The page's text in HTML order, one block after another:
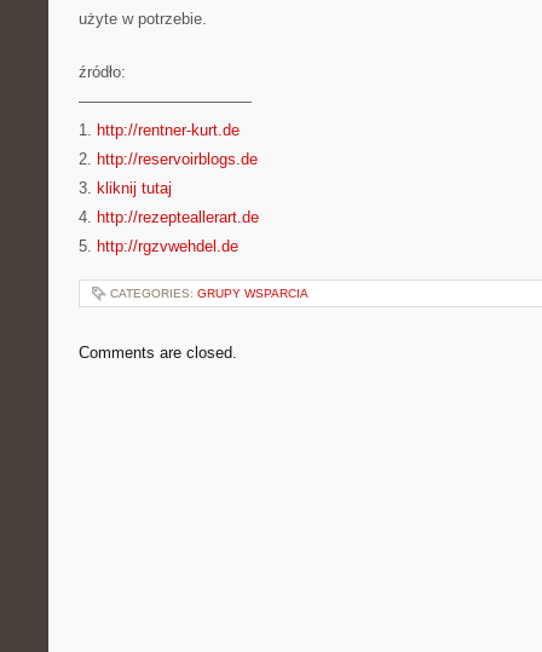
użyte w potrzebie.
źródło:
———————————
1. http://rentner-kurt.de
2. http://reservoirblogs.de
3. kliknij tutaj
4. http://rezepteallerart.de
5. http://rgzvwehdel.de
CATEGORIES: GRUPY WSPARCIA
Comments are closed.